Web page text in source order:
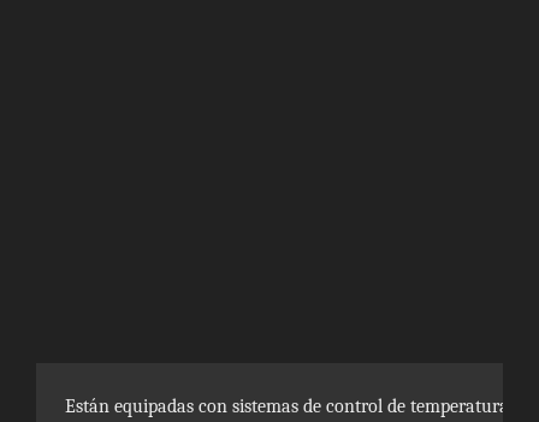
Están equipadas con sistemas de control de temperatura,